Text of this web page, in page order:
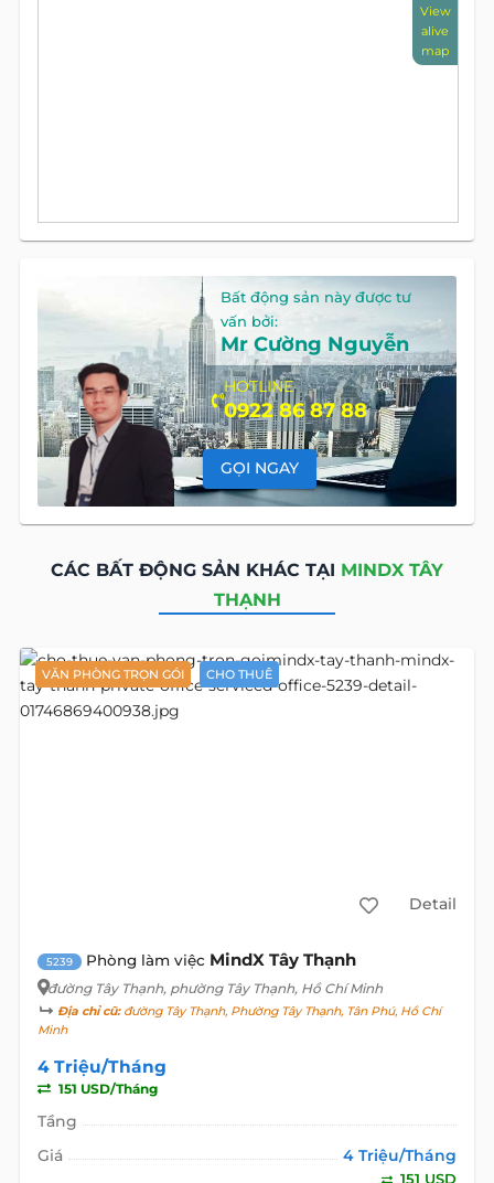
View
alive
map
Bất động sản này được tư
vấn bởi:
Mr Cường Nguyễn
HOTLINE
0922 86 87 88
GỌI NGAY
CÁC BẤT ĐỘNG SẢN KHÁC TẠI MINDX TÂY
THẠNH
VĂN PHÒNG TRỌN GÓI CHO THUÊ
Detail
5239 Phòng làm việc MindX Tây Thạnh
đường Tây Thạnh, phường Tây Thạnh, Hồ Chí Minh
Địa chỉ cũ:đường Tây Thạnh, Phường Tây Thạnh, Tân Phú, Hồ Chí
Minh
4 Triệu/Tháng
151 USD/Tháng
Tầng
Giá
4 Triệu/Tháng
151 USD